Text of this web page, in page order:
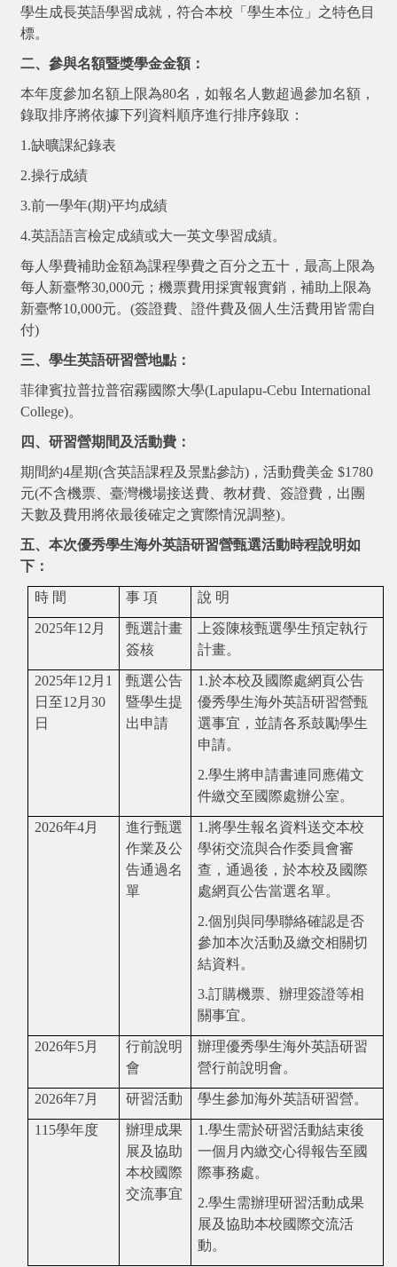
學生成長英語學習成就，符合本校「學生本位」之特色目
標。
二、參與名額暨獎學金金額：
本年度參加名額上限為80名，如報名人數超過參加名額，
錄取排序將依據下列資料順序進行排序錄取：
1.缺曠課紀錄表
2.操行成績
3.前一學年(期)平均成績
4.英語語言檢定成績或大一英文學習成績。
每人學費補助金額為課程學費之百分之五十，最高上限為
每人新臺幣30,000元；機票費用採實報實銷，補助上限為
新臺幣10,000元。 (簽證費、證件費及個人生活費用皆需自
付)
三、學生英語研習營地點：
菲律賓拉普拉普宿霧國際大學(Lapulapu-Cebu International
College)。
四、研習營期間及活動費：
期間約4星期(含英語課程及景點參訪)，活動費美金 $1780
元(不含機票、臺灣機場接送費、教材費、簽證費，出團
天數及費用將依最後確定之實際情況調整)。
五、本次優秀學生海外英語研習營甄選活動時程說明如
下：
時 間 事 項 說 明
2025年12月
甄選計畫
簽核
上簽陳核甄選學生預定執行
計畫。
2025年12月1
日至12月30
日
甄選公告
暨學生提
出申請
1.於本校及國際處網頁公告
優秀學生海外英語研習營甄
選事宜，並請各系鼓勵學生
申請。
2.學生將申請書連同應備文
件繳交至國際處辦公室。
2026年4月
進行甄選
作業及公
告通過名
單
1.將學生報名資料送交本校
學術交流與合作委員會審
查，通過後，於本校及國際
處網頁公告當選名單。
2.個別與同學聯絡確認是否
參加本次活動及繳交相關切
結資料。
3.訂購機票、辦理簽證等相
關事宜。
2026年5月
行前說明
會
辦理優秀學生海外英語研習
營行前說明會。
2026年7月 研習活動 學生參加海外英語研習營。
115學年度
辦理成果
展及協助
本校國際
交流事宜
1.學生需於研習活動結束後
一個月內繳交心得報告至國
際事務處。
2.學生需辦理研習活動成果
展及協助本校國際交流活
動。